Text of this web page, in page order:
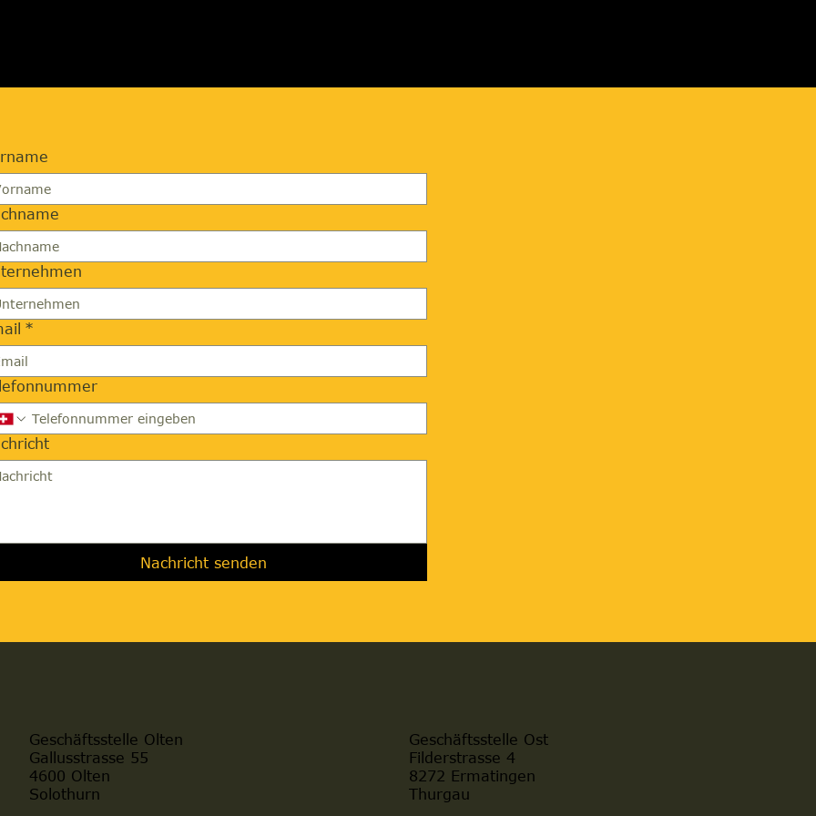
*
Nachricht senden
Geschäftsstelle Olten
Gallusstrasse 55
4600 Olten
Geschäftsstelle Ost
Filderstrasse 4
8272 Ermatingen
Solothurn Thurgau